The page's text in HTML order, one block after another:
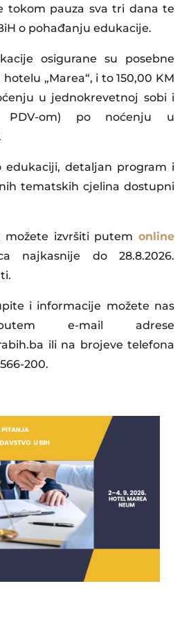
tokom pauza sva tri dana te
o pohađanju edukacije.
osigurane su posebne
„Marea“, i to 150,00 KM
u jednokrevetnoj sobi i
om) po noćenju u
edukaciji, detaljan program i
tematskih cjelina dostupni
možete izvršiti putem online
najkasnije do 28.8.2026.
i informacije možete nas
e-mail adrese
ili na brojeve telefona
200.